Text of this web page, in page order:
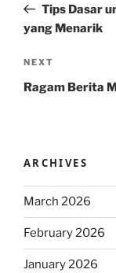
PostTips Dasar
yang Menarik
Next
Post
NEXT
Ragam Berita
ARCHIVES
March 2026
February 2026
January 2026